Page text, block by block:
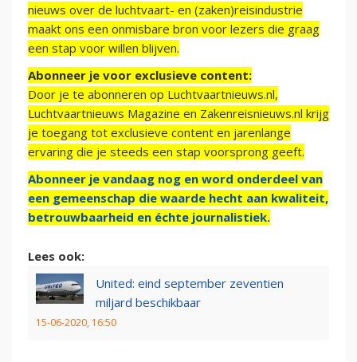
nieuws over de luchtvaart- en (zaken)reisindustrie
maakt ons een onmisbare bron voor lezers die graag
een stap voor willen blijven.
Abonneer je voor exclusieve content:
Door je te abonneren op Luchtvaartnieuws.nl,
Luchtvaartnieuws Magazine en Zakenreisnieuws.nl krijg
je toegang tot exclusieve content en jarenlange
ervaring die je steeds een stap voorsprong geeft.
Abonneer je vandaag nog en word onderdeel van
een gemeenschap die waarde hecht aan kwaliteit,
betrouwbaarheid en échte journalistiek.
Lees ook:
United: eind september zeventien
miljard beschikbaar
15-06-2020, 16:50